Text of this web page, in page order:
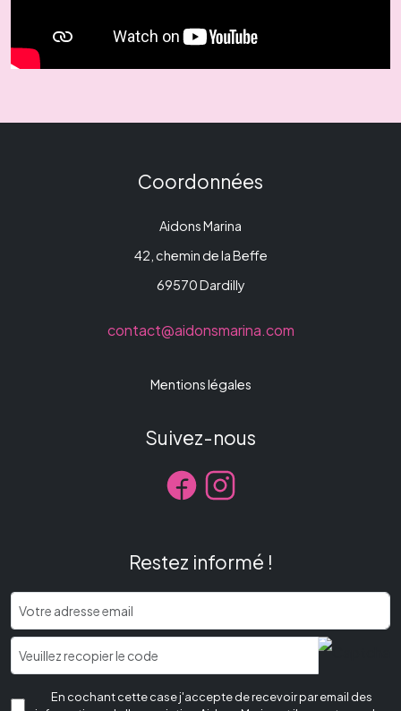
Coordonnées
Aidons Marina
42, chemin de la Beffe
69570 Dardilly
contact@aidonsmarina.com
Mentions légales
Suivez-nous
Restez informé !
En cochant cette case j'accepte de recevoir par email des